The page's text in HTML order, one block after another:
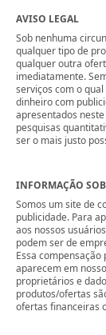
AVISO LEGAL
Sob nenhuma
qualquer tipo de
qualquer outra
imediatamente.
serviços com o
dinheiro com
apresentados
pesquisas
ser o mais justo
INFORMAÇÃO
Somos um site de
publicidade. Para
aos nossos
podem ser de
Essa
aparecem em
proprietários e
produtos/ofertas
ofertas financeiras